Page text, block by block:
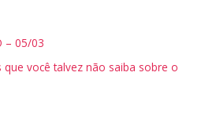
– 05/03
que você talvez não saiba sobre o